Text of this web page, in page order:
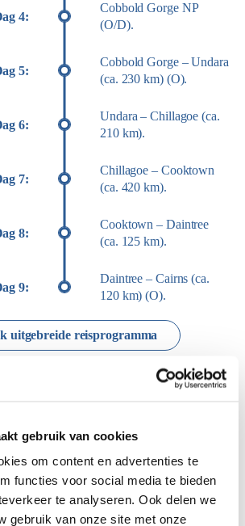
gebruik van cookies
om content en advertenties te
functies voor social media te bieden
te analyseren. Ook delen we
gebruik van onze site met onze
4:
Cobbold Gorge NP
(O/D).
5:
Cobbold Gorge – Undara
(ca. 230 km) (O).
6:
Undara – Chillagoe (ca.
210 km).
7:
Chillagoe – Cooktown
(ca. 420 km).
8:
Cooktown – Daintree
(ca. 125 km).
9:
Daintree – Cairns (ca.
120 km) (O).
uitgebreide reisprogramma